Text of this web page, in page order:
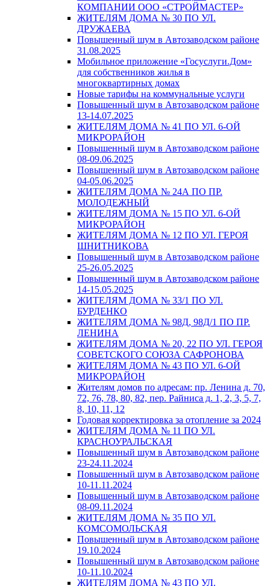
КОМПАНИИ ООО «СТРОЙМАСТЕР»
ЖИТЕЛЯМ ДОМА № 30 ПО УЛ.
ДРУЖАЕВА
Повышенный шум в Автозаводском районе
31.08.2025
Мобильное приложение «Госуслуги.Дом»
для собственников жилья в
многоквартирных домах
Новые тарифы на коммунальные услуги
Повышенный шум в Автозаводском районе
13-14.07.2025
ЖИТЕЛЯМ ДОМА № 41 ПО УЛ. 6-ОЙ
МИКРОРАЙОН
Повышенный шум в Автозаводском районе
08-09.06.2025
Повышенный шум в Автозаводском районе
04-05.06.2025
ЖИТЕЛЯМ ДОМА № 24А ПО ПР.
МОЛОДЕЖНЫЙ
ЖИТЕЛЯМ ДОМА № 15 ПО УЛ. 6-ОЙ
МИКРОРАЙОН
ЖИТЕЛЯМ ДОМА № 12 ПО УЛ. ГЕРОЯ
ШНИТНИКОВА
Повышенный шум в Автозаводском районе
25-26.05.2025
Повышенный шум в Автозаводском районе
14-15.05.2025
ЖИТЕЛЯМ ДОМА № 33/1 ПО УЛ.
БУРДЕНКО
ЖИТЕЛЯМ ДОМА № 98Д, 98Д/1 ПО ПР.
ЛЕНИНА
ЖИТЕЛЯМ ДОМА № 20, 22 ПО УЛ. ГЕРОЯ
СОВЕТСКОГО СОЮЗА САФРОНОВА
ЖИТЕЛЯМ ДОМА № 43 ПО УЛ. 6-ОЙ
МИКРОРАЙОН
Жителям домов по адресам: пр. Ленина д. 70,
72, 76, 78, 80, 82, пер. Райниса д. 1, 2, 3, 5, 7,
8, 10, 11, 12
Годовая корректировка за отопление за 2024
ЖИТЕЛЯМ ДОМА № 11 ПО УЛ.
КРАСНОУРАЛЬСКАЯ
Повышенный шум в Автозаводском районе
23-24.11.2024
Повышенный шум в Автозаводском районе
10-11.11.2024
Повышенный шум в Автозаводском районе
08-09.11.2024
ЖИТЕЛЯМ ДОМА № 35 ПО УЛ.
КОМСОМОЛЬСКАЯ
Повышенный шум в Автозаводском районе
19.10.2024
Повышенный шум в Автозаводском районе
10-11.10.2024
ЖИТЕЛЯМ ДОМА № 43 ПО УЛ.